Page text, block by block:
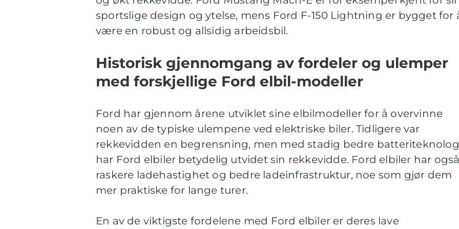
sportslige design og ytelse, mens Ford F-150 Lightning er bygget for
være en robust og allsidig arbeidsbil.
Historisk gjennomgang av fordeler og ulemper
med forskjellige Ford elbil-modeller
Ford har gjennom årene utviklet sine elbilmodeller for å overvinne
noen av de typiske ulempene ved elektriske biler. Tidligere var
rekkevidden en begrensning, men med stadig bedre
har Ford elbiler betydelig utvidet sin rekkevidde. Ford elbiler har også
raskere ladehastighet og bedre ladeinfrastruktur, noe som gjør dem
mer praktiske for lange turer.
En av de viktigste fordelene med Ford elbiler er deres lave